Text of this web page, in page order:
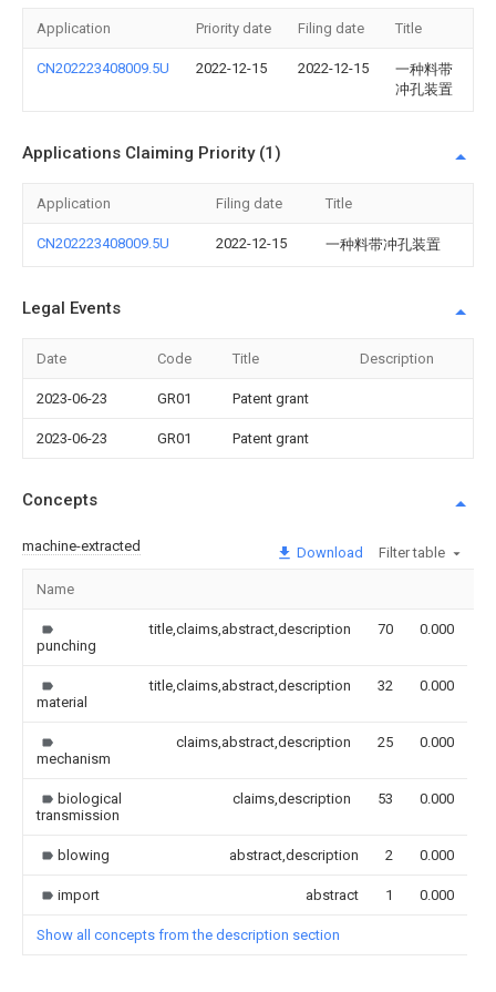
Application Priority date Filing date Title
CN202223408009.5U 2022-12-15 2022-12-15
一种料带
冲孔装置
Applications Claiming Priority (1)
Application Filing date Title
CN202223408009.5U 2022-12-15 一种料带冲孔装置
Legal Events
Date Code Title Description
2023-06-23 GR01 Patent grant
2023-06-23 GR01 Patent grant
Concepts
machine-extracted Download Filter table
Name
punching
title,claims,abstract,description 70 0.000
material
title,claims,abstract,description 32 0.000
mechanism
claims,abstract,description 25 0.000
biological
transmission
claims,description 53 0.000
blowing abstract,description 2 0.000
import abstract 1 0.000
Show all concepts from the description section